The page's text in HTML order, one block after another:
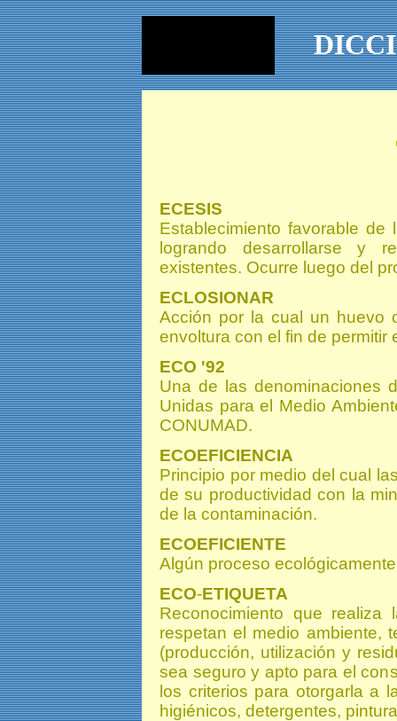
ECESIS
Establecimiento favorable
logrando desarrollarse y
existentes. Ocurre luego del
ECLOSIONAR
Acción por la cual un huevo
envoltura con el fin de permitir
ECO '92
Una de las denominaciones
Unidas para el Medio
CONUMAD.
ECOEFICIENCIA
Principio por medio del cual
de su productividad con la
de la contaminación.
ECOEFICIENTE
Algún proceso
ECO-ETIQUETA
Reconocimiento que
respetan el medio ambiente,
(producción, utilización y
sea seguro y apto para el
los criterios para otorgarla a
higiénicos, detergentes,